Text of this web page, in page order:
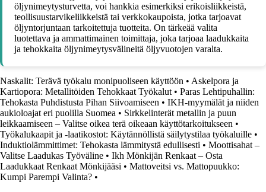
öljynimeytysturvetta, voi hankkia esimerkiksi erikoisliikkeistä,
teollisuustarvikeliikkeistä tai verkkokaupoista, jotka tarjoavat
öljyntorjuntaan tarkoitettuja tuotteita. On tärkeää valita
luotettava ja ammattimainen toimittaja, joka tarjoaa laadukkaita
ja tehokkaita öljynimeytysvälineitä öljyvuotojen varalta.
Naskalit: Terävä työkalu monipuoliseen käyttöön • Askelpora ja
Kartiopora: Metallitöiden Tehokkaat Työkalut • Paras Lehtipuhallin:
Tehokasta Puhdistusta Pihan Siivoamiseen • IKH-myymälät ja niiden
aukioloajat eri puolilla Suomea • Sirkkelinterät metallin ja puun
leikkaamiseen – Valitse oikea terä oikeaan käyttötarkoitukseen •
Työkalukaapit ja -laatikostot: Käytännöllistä säilytystilaa työkaluille •
Induktiolämmittimet: Tehokasta lämmitystä edullisesti • Moottisahat –
Valitse Laadukas Työväline • Ikh Mönkijän Renkaat – Osta
Laadukkaat Renkaat Mönkijääsi • Mattoveitsi vs. Mattopuukko:
Kumpi Parempi Valinta? •